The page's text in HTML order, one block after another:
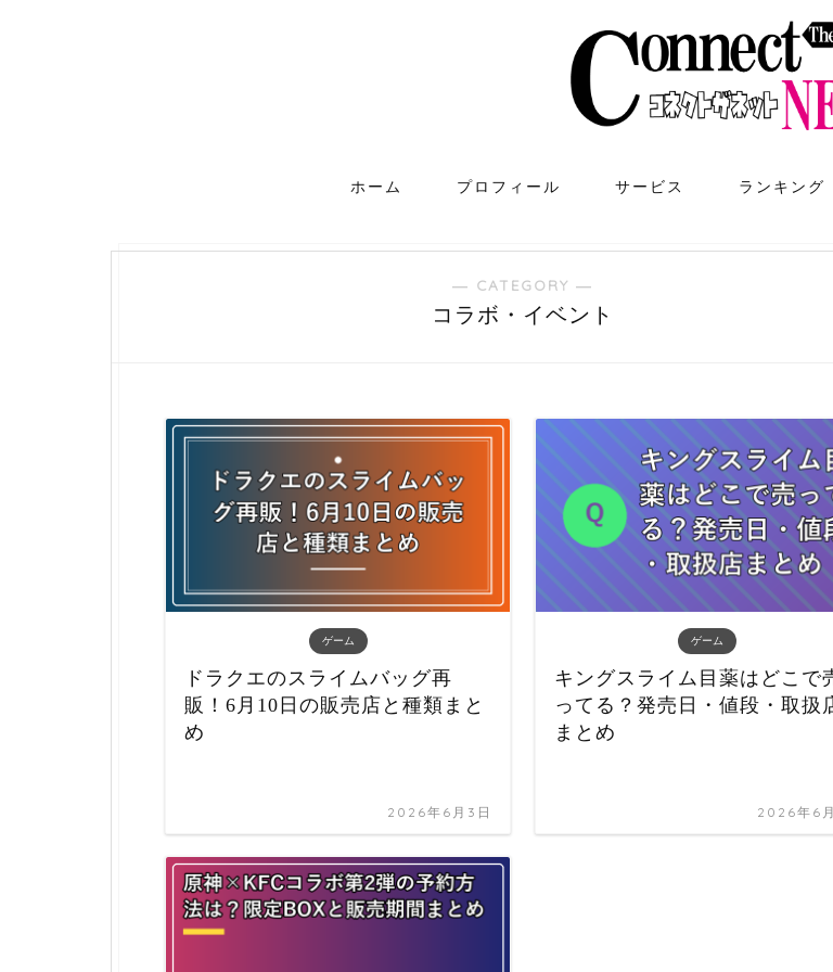
ホーム プロフィール サービス ランキング
― CATEGORY ―
コラボ・イベント
ゲーム
ドラクエのスライムバッグ再
販！6月10日の販売店と種類まと
め
2026年6月3日
ゲーム
キングスライム目薬はどこで
ってる？発売日・値段・取扱
まとめ
2026年6